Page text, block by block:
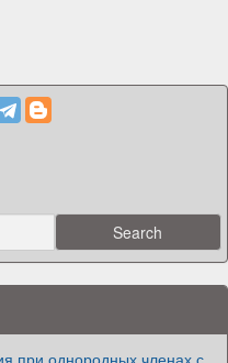
при однородных членах с